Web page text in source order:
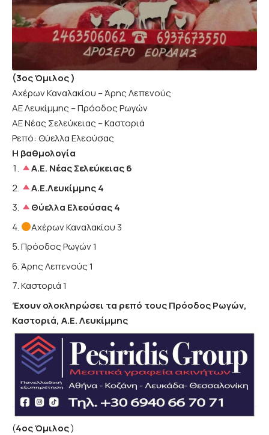
(3ος Όμιλος )
Αχέρων Καναλακίου – Άρης Λεπενούς
ΑΕ Λευκίμμης – Πρόοδος Ρωγών
ΑΕ Νέας Σελεύκειας – Καστοριά
Ρεπό: Θύελλα Ελεούσας
Η βαθμολογία
Α.Ε. Νέας Σελεύκειας 6
Α.Ε.Λευκίμμης4
Θύελλα Ελεούσας 4
Αχέρων Καναλακίου 3
Πρόοδος Ρωγών 1
Άρης Λεπενούς 1
Καστοριά 1
Έχουν ολοκληρώσει τα ρεπό τους Πρόοδος Ρωγών,
Καστοριά, Α.Ε. Λευκίμμης
(4ος Όμιλος)